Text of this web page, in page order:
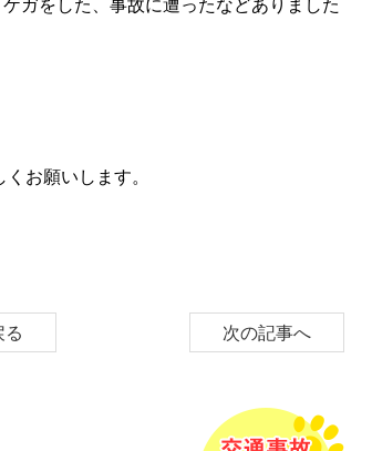
ガをした、事故に遭ったなどありました
お願いします。
る 次の記事へ